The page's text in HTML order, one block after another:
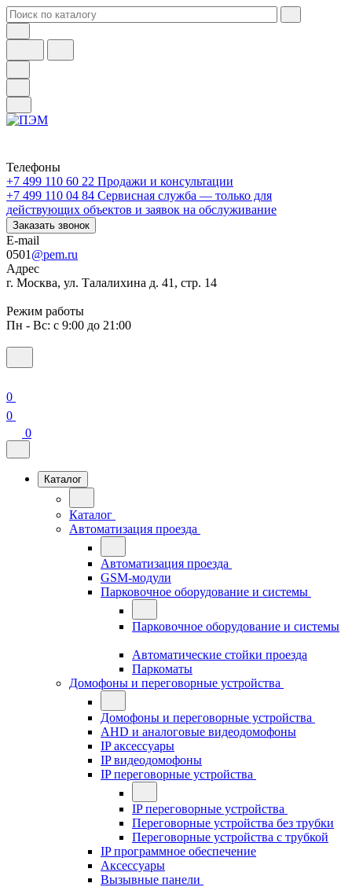
Телефоны
+7 499 110 60 22 Продажи и консультации
+7 499 110 04 84 Сервисная служба — только для
действующих объектов и заявок на обслуживание
Заказать звонок
E-mail
0501 @pem.ru
Адрес
г. Москва, ул. Талалихина д. 41, стр. 14
Режим работы
Пн - Вс: с 9:00 до 21:00
0
0
0
Каталог
Каталог
Автоматизация проезда
Автоматизация проезда
GSM-модули
Парковочное оборудование и системы
Парковочное оборудование и системы
Автоматические стойки проезда
Паркоматы
Домофоны и переговорные устройства
Домофоны и переговорные устройства
AHD и аналоговые видеодомофоны
IP аксессуары
IP видеодомофоны
IP переговорные устройства
IP переговорные устройства
Переговорные устройства без трубки
Переговорные устройства с трубкой
IP программное обеспечение
Аксессуары
Вызывные панели